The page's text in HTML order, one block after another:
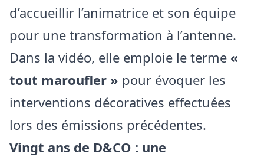
d’accueillir l’animatrice et son équipe
pour une transformation à l’antenne.
Dans la vidéo, elle emploie le terme «
tout maroufler » pour évoquer les
interventions décoratives effectuées
lors des émissions précédentes.
Vingt ans de D&CO : une